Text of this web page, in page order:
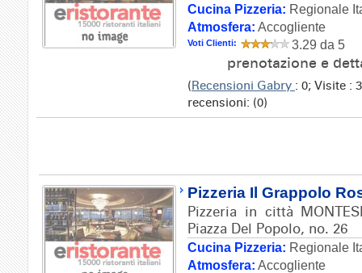
Cucina Pizzeria: Regionale
Atmosfera: Accogliente
Voti Clienti: 3.29 da 5
prenotazione e
(Recensioni Gabry : 0; Visite :
recensioni: (0)
Pizzeria Il Grappolo
Pizzeria in città
Piazza Del Popolo, no. 26
Cucina Pizzeria: Regionale
Atmosfera: Accogliente